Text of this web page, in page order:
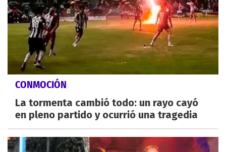
CONMOCIÓN
La tormenta cambió todo: un rayo cayó
en pleno partido y ocurrió una tragedia